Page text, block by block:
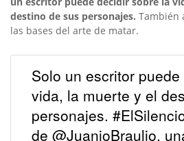
destino de sus personajes. También
las bases del arte de matar.
Solo un escritor
vida, la muerte y el
personajes.
de @JuanjoBraulio,